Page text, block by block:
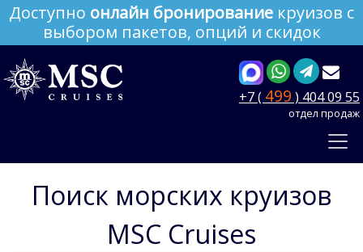
Доступно онлайн бронирование круизов с
выбором пакетов, опций и скидок
+7 ( 499 ) 404 09 55
отдел продаж
Поиск морских круизов
MSC Cruises